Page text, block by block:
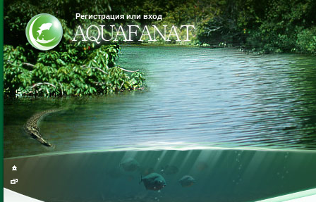
Регистрация или вход